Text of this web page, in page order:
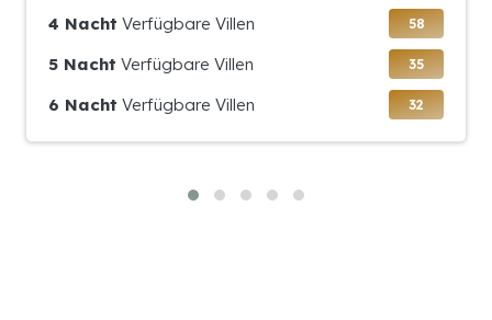
4 Nacht Verfügbare Villen 58
5 Nacht Verfügbare Villen 35
6 Nacht Verfügbare Villen 32